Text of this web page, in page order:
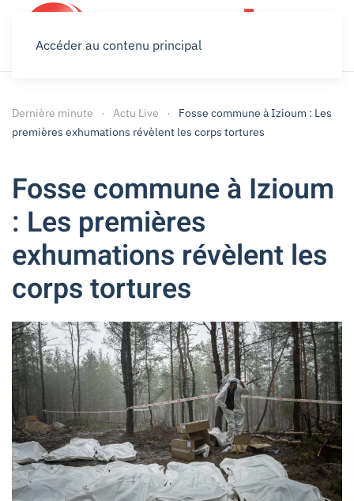
Accéder au contenu principal
Dernière minute Actu Live
Fosse commune à Izioum : Les
premières exhumations révèlent les corps tortures
Fosse commune à Izioum
: Les premières
exhumations révèlent les
corps tortures